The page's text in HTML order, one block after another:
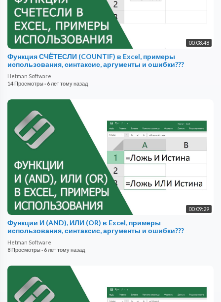
00:08:48
Функция СЧЁТЕСЛИ (COUNTIF) в Excel, примеры
использования, синтаксис, аргументы и ошибки???
Hetman Software
14 Просмотры· 6 лет тому назад
00:09:29
Функции И (AND), ИЛИ (OR) в Excel, примеры
использования, синтаксис, аргументы и ошибки???
Hetman Software
8 Просмотры· 6 лет тому назад